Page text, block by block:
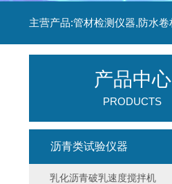
产品中心
PRODUCTS
沥青类试验仪器
乳化沥青破乳速度搅拌机